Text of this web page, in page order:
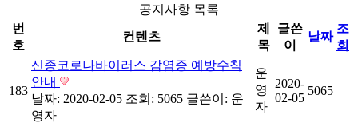
공지사항 목록
번
호
컨텐츠
제
목
글쓴
이
날짜
조
회
183
신종코로나바이러스 감염증 예방수칙
안내
날짜: 2020-02-05 조회: 5065 글쓴이: 운
영자
운
영
자
2020-
02-05
5065